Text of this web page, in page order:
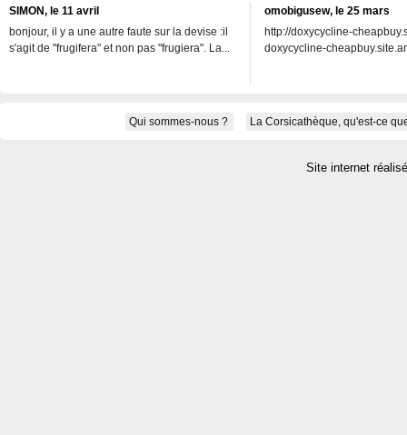
SIMON, le 11 avril
bonjour, il y a une autre faute sur la devise :il
s'agit de "frugifera" et non pas "frugiera". La...
omobigusew, le 25 mars
http://doxycycline-
doxycycline-
Qui sommes-nous ? La Corsicathèque, qu'est-ce
Site internet